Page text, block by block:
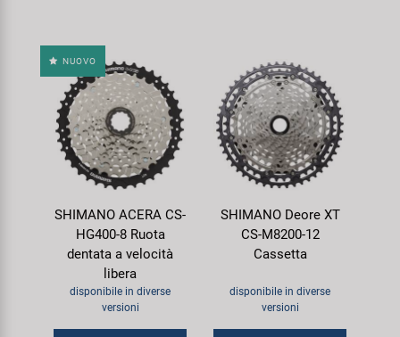
NUOVO
SHIMANO ACERA CS-
HG400-8 Ruota
dentata a velocità
libera
disponibile in diverse
versioni
SHIMANO Deore XT
CS-M8200-12
Cassetta
disponibile in diverse
versioni